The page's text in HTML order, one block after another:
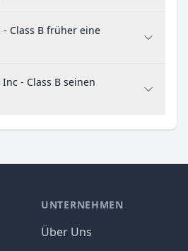
Class B früher eine
- Class B seinen
UNTERNEHMEN
Über Uns